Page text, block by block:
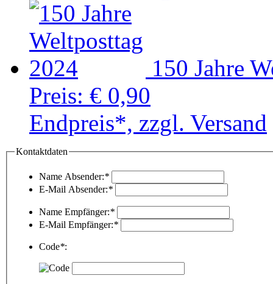
150 Jahre
Preis: € 0,90
Endpreis*, zzgl. Versand
Kontaktdaten
Name Absender:*
E-Mail Absender:*
Name Empfänger:*
E-Mail Empfänger:*
Code*: